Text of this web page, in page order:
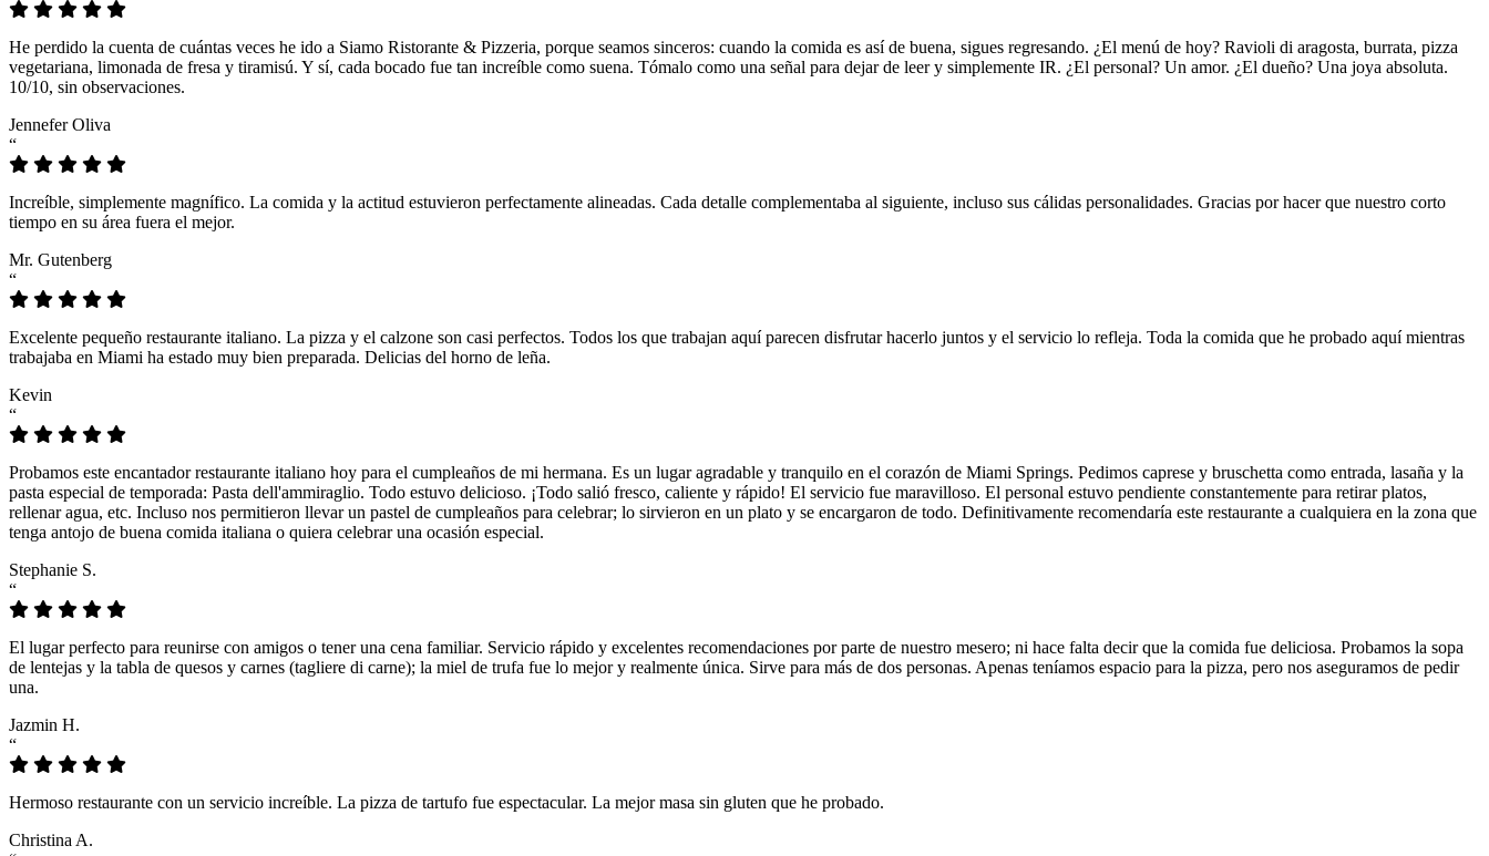
He perdido la cuenta de cuántas veces he ido a Siamo Ristorante & Pizzeria, porque seamos sinceros: cuando la comida es así de buena, sigues regresando. ¿El menú de hoy? Ravioli di aragosta, burrata, pizza
vegetariana, limonada de fresa y tiramisú. Y sí, cada bocado fue tan increíble como suena. Tómalo como una señal para dejar de leer y simplemente IR. ¿El personal? Un amor. ¿El dueño? Una joya absoluta.
10/10, sin observaciones.
Jennefer Oliva
“
Increíble, simplemente magnífico. La comida y la actitud estuvieron perfectamente alineadas. Cada detalle complementaba al siguiente, incluso sus cálidas personalidades. Gracias por hacer que nuestro corto
tiempo en su área fuera el mejor.
Mr. Gutenberg
“
Excelente pequeño restaurante italiano. La pizza y el calzone son casi perfectos. Todos los que trabajan aquí parecen disfrutar hacerlo juntos y el servicio lo refleja. Toda la comida que he probado aquí mientras
trabajaba en Miami ha estado muy bien preparada. Delicias del horno de leña.
Kevin
“
Probamos este encantador restaurante italiano hoy para el cumpleaños de mi hermana. Es un lugar agradable y tranquilo en el corazón de Miami Springs. Pedimos caprese y bruschetta como entrada, lasaña y la
pasta especial de temporada: Pasta dell'ammiraglio. Todo estuvo delicioso. ¡Todo salió fresco, caliente y rápido! El servicio fue maravilloso. El personal estuvo pendiente constantemente para retirar platos,
rellenar agua, etc. Incluso nos permitieron llevar un pastel de cumpleaños para celebrar; lo sirvieron en un plato y se encargaron de todo. Definitivamente recomendaría este restaurante a cualquiera en la zona que
tenga antojo de buena comida italiana o quiera celebrar una ocasión especial.
Stephanie S.
“
El lugar perfecto para reunirse con amigos o tener una cena familiar. Servicio rápido y excelentes recomendaciones por parte de nuestro mesero; ni hace falta decir que la comida fue deliciosa. Probamos la sopa
de lentejas y la tabla de quesos y carnes (tagliere di carne); la miel de trufa fue lo mejor y realmente única. Sirve para más de dos personas. Apenas teníamos espacio para la pizza, pero nos aseguramos de pedir
una.
Jazmin H.
“
Hermoso restaurante con un servicio increíble. La pizza de tartufo fue espectacular. La mejor masa sin gluten que he probado.
Christina A.